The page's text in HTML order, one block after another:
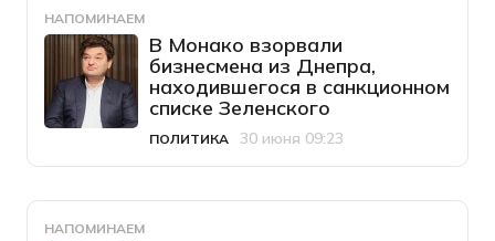
НАПОМИНАЕМ
В Монако взорвали
бизнесмена из Днепра,
находившегося в санкционном
списке Зеленского
Категория
ПОЛИТИКА
Дата публикации
30 июня 09:23
НАПОМИНАЕМ